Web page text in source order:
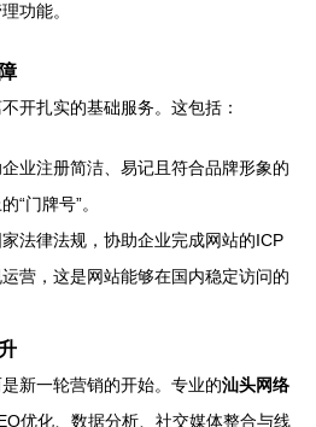
功能。
开扎实的基础服务。这包括：
企业注册简洁、易记且符合品牌形象的
“门牌号”。
家法律法规，协助企业完成网站的ICP
营，这是网站能够在国内稳定访问的
新一轮营销的开始。专业的汕头网络
优化、数据分析、社交媒体整合与线